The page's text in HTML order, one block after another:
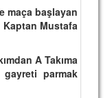
maça başlayan
Mustafa
A Takıma
parmak